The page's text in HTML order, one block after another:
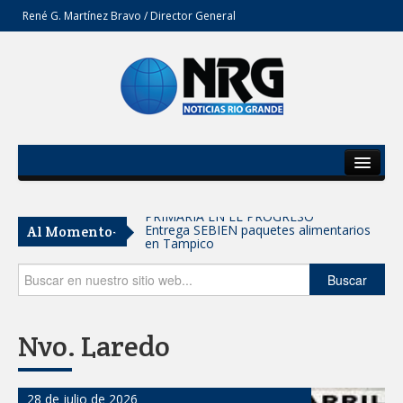
René G. Martínez Bravo / Director General
Del Estado
Secciones
Opinión
Al Momento- Entrega SEBIEN paquetes alimentarios
en Tampico
FORTALECE IMJUVE SALUD MENTAL DE
JÓVENES CON TERAPIAS PSICOLÓGICAS
Llama Carlos Peña Ortiz a realizar
investigación en tema de la refinería
Coordinan la SST y SET acciones para
fortalecer la formación médica y la
Buscar
Nvo. Laredo
28 de julio de 2026